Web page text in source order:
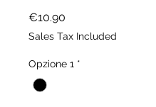
€10.90
Sales Tax Included
Opzione 1 *